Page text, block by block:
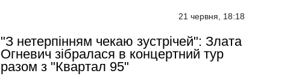
21 червня, 18:18
"З нетерпінням чекаю зустрічей": Злата
Огневич зібралася в концертний тур
разом з "Квартал 95"